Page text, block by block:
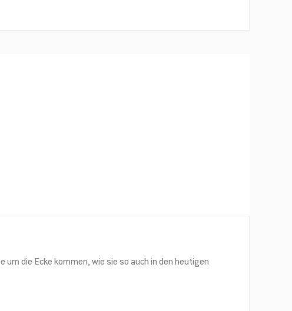
um die Ecke kommen, wie sie so auch in den heutigen